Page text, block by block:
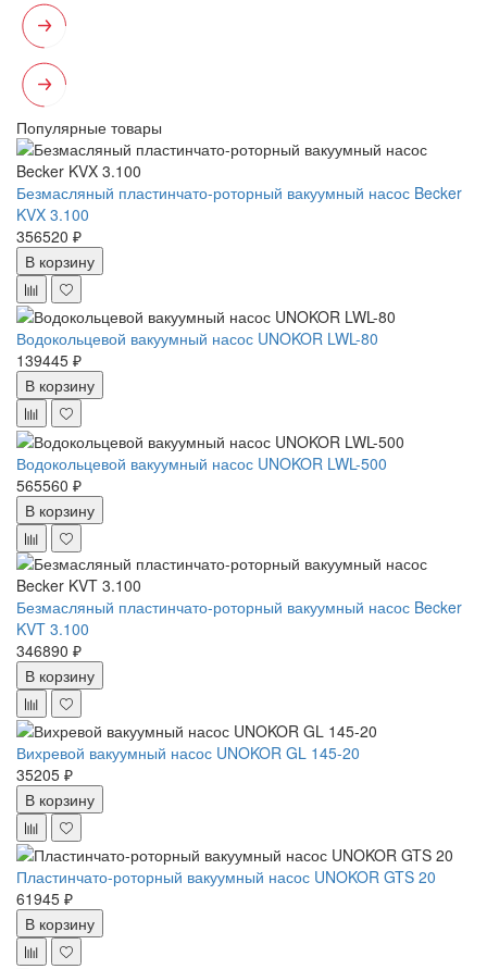
Популярные товары
Безмасляный пластинчато-роторный вакуумный насос Becker
KVX 3.100
356520 ₽
В корзину
Водокольцевой вакуумный насос UNOKOR LWL-80
139445 ₽
В корзину
Водокольцевой вакуумный насос UNOKOR LWL-500
565560 ₽
В корзину
Безмасляный пластинчато-роторный вакуумный насос Becker
KVT 3.100
346890 ₽
В корзину
Вихревой вакуумный насос UNOKOR GL 145-20
35205 ₽
В корзину
Пластинчато-роторный вакуумный насос UNOKOR GTS 20
61945 ₽
В корзину